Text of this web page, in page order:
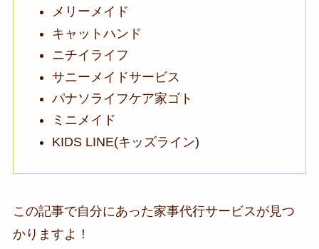
メリーメイド
キャットハンド
ニチイライフ
サニーメイドサービス
パナソライフケア家ゴト
ミニメイド
KIDS LINE(キッズライン)
この記事で自分にあった家事代行サービスが見つ
かりますよ！